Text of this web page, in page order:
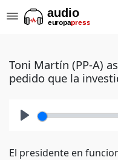
Toni Martín (PP-A)
pedido que la
El presidente en